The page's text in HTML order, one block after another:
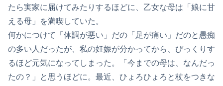
たら実家に届けてみたりするほどに、乙女な母は「娘に甘
える母」を満喫していた。
何かにつけて「体調が悪い」だの「足が痛い」だのと愚痴
の多い人だったが、私の妊娠が分かってから、びっくりす
るほど元気になってしまった。「今までの母は、なんだっ
たの？」と思うほどに。最近、ひょろひょろと杖をつきな